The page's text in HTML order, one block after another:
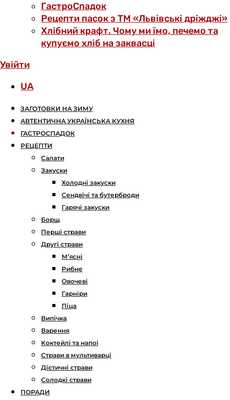
ГастроСпадок
Рецепти пасок з ТМ «Львівські дріжджі»
Хлібний крафт. Чому ми їмо, печемо та
купуємо хліб на заквасці
Увійти
UA
ЗАГОТОВКИ НА ЗИМУ
АВТЕНТИЧНА УКРАЇНСЬКА КУХНЯ
ГАСТРОСПАДОК
РЕЦЕПТИ
Салати
Закуски
Холодні закуски
Сендвічі та бутерброди
Гарячі закуски
Борщ
Перші страви
Другі страви
М’ясні
Рибне
Овочеві
Гарніри
Піца
Випічка
Варення
Коктейлі та напої
Страви в мультиварці
Дієтичні страви
Солодкі страви
ПОРАДИ